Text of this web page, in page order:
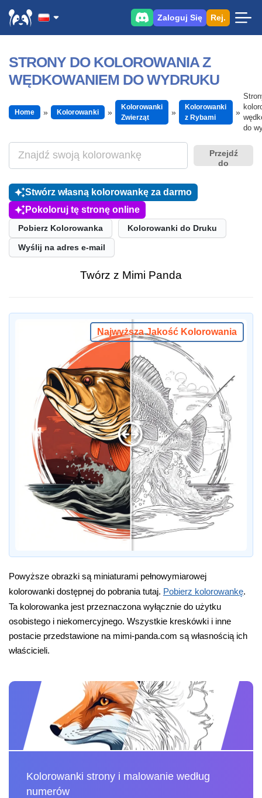
Zaloguj Się Rej.
STRONY DO KOLOROWANIA Z
WĘDKOWANIEM DO WYDRUKU
Home Kolorowanki
Kolorowanki
Zwierząt
Kolorowanki
z Rybami
do
Przejdź
do
Stwórz własną kolorowankę za darmo
Pokoloruj tę stronę online
Pobierz Kolorowanka Kolorowanki do Druku
Wyślij na adres e-mail
Twórz z Mimi Panda
Najwyższa Jakość Kolorowania
Powyższe obrazki są miniaturami pełnowymiarowej
kolorowanki dostępnej do pobrania tutaj. Pobierz kolorowankę.
Ta kolorowanka jest przeznaczona wyłącznie do użytku
osobistego i niekomercyjnego. Wszystkie kreskówki i inne
postacie przedstawione na mimi-panda.com są własnością ich
właścicieli.
Kolorowanki strony i malowanie według
numerów